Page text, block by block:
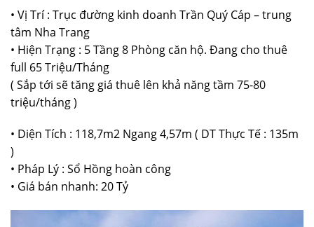
• Vị Trí : Trục đường kinh doanh Trần Quý Cáp – trung
tâm Nha Trang
• Hiện Trạng : 5 Tầng 8 Phòng căn hộ. Đang cho thuê
full 65 Triệu/Tháng
( Sắp tới sẽ tăng giá thuê lên khả năng tầm 75-80
triệu/tháng )
• Diện Tích : 118,7m2 Ngang 4,57m ( DT Thực Tế : 135m
)
• Pháp Lý : Sổ Hồng hoàn công
• Giá bán nhanh: 20 Tỷ